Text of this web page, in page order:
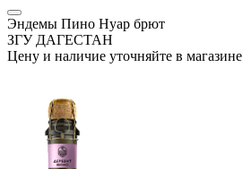
Эндемы Пино Нуар брют
ЗГУ ДАГЕСТАН
Цену и наличие уточняйте в магазине